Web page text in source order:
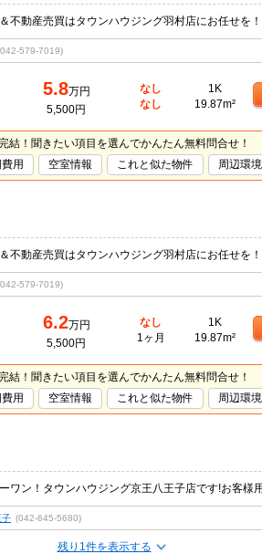
579-7019)
5.8万円
5,500円
なし
なし
1K
19.87m²
結！聞きたい項目を選んでかんたん無料問合せ！
用
空室情報 これと似た物件 周辺環境
579-7019)
6.2万円
5,500円
なし
1ヶ月
1K
19.87m²
結！聞きたい項目を選んでかんたん無料問合せ！
用
空室情報 これと似た物件 周辺環境
子 (042-645-5680)
残り1件を表示する